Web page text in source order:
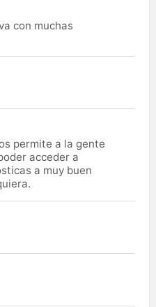
con muchas
permite a la gente
acceder a
a muy buen